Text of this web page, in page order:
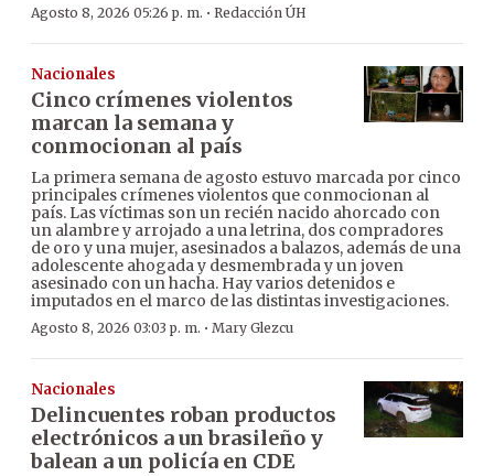
Agosto 8, 2026 05:26 p. m. · Redacción ÚH
Nacionales
Cinco crímenes violentos
marcan la semana y
conmocionan al país
La primera semana de agosto estuvo marcada por cinco
principales crímenes violentos que conmocionan al
país. Las víctimas son un recién nacido ahorcado con
un alambre y arrojado a una letrina, dos compradores
de oro y una mujer, asesinados a balazos, además de una
adolescente ahogada y desmembrada y un joven
asesinado con un hacha. Hay varios detenidos e
imputados en el marco de las distintas investigaciones.
Agosto 8, 2026 03:03 p. m. · Mary Glezcu
Nacionales
Delincuentes roban productos
electrónicos a un brasileño y
balean a un policía en CDE